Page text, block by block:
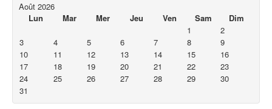
Août 2026
Lun
Mar Mer Jeu Ven Sam
Dim
1
2
3
4 5 6 7 8
9
10
11 12 13 14 15
16
17
18 19 20 21 22
23
24
25 26 27 28 29
30
31